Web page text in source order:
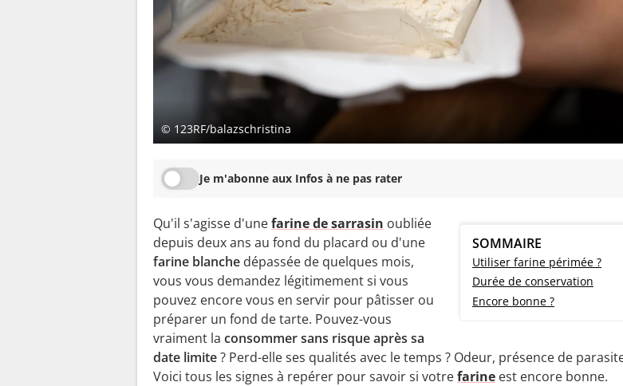
© 123RF/balazschristina
Je m'abonne aux Infos à ne pas rater
SOMMAIRE
Utiliser farine périmée ?
Durée de conservation
Encore bonne ?
Qu'il s'agisse d'unefarine de sarrasin oubliée
depuis deux ans au fond du placard ou d'une
farine blanche dépassée de quelques mois,
vous vous demandez légitimement si vous
pouvez encore vous en servir pour pâtisser ou
préparer un fond de tarte. Pouvez-vous
vraiment la consommer sans risque après sa
date limite? Perd-elle ses qualités avec le temps ? Odeur, présence de
Voici tous les signes à repérer pour savoir si votrefarine est encore bonne.